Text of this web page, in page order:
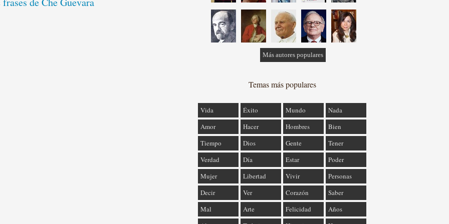
Más autores populares
Temas más populares
Vida Éxito Mundo
Nada
Amor
Hacer Hombres
Bien
Tiempo
Dios Gente
Tener
Verdad
Día Estar
Poder
Mujer
Libertad Vivir
Personas
Decir
Ver Corazón
Saber
Mal
Arte Felicidad
Años